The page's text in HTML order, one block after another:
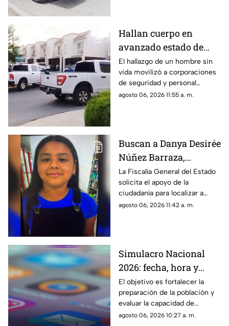
Hallan cuerpo en
avanzado estado de
descomposición al
norte de Chihuahua
capital
El hallazgo de un hombre sin
vida movilizó a corporaciones
de seguridad y personal
forense en el fraccionamiento
agosto 06, 2026 11:55 a. m.
Buscan a Danya Desirée
Núñez Barraza,
adolescente
desaparecida en la
colonia Villa Juárez
La Fiscalía General del Estado
solicita el apoyo de la
ciudadanía para localizar a
Danya Desirée Núñez Barraza,
agosto 06, 2026 11:42 a. m.
Simulacro Nacional
2026: fecha, hora y
escenarios del ejercicio
de prevención en
México
El objetivo es fortalecer la
preparación de la población y
evaluar la capacidad de
respuesta ante distintos
agosto 06, 2026 10:27 a. m.